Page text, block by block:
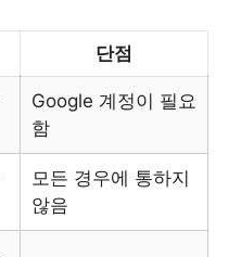
단점
Google 계정이 필요
함
모든 경우에 통하지
않음